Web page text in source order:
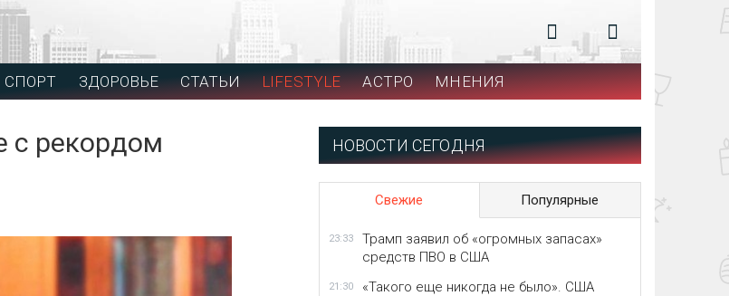
СПОРТ ЗДОРОВЬЕ СТАТЬИ LIFESTYLE АСТРО МНЕНИЯ
с рекордом
НОВОСТИ СЕГОДНЯ
Свежие Популярные
23:33
Трамп заявил об «огромных запасах»
средств ПВО в США
21:30
«Такого еще никогда не было». США